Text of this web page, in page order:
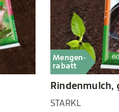
Mengen-
rabatt
STARKL